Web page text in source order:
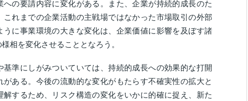
への要請内容に変化がある。また、企業が持続的成長のた
これまでの企業活動の主戦場ではなかった市場取引の外部
うに事業環境の大きな変化は、企業価値に影響を及ぼす諸
相を変化させることとなろう。
基準にしがみついていては、持続的成長への効果的な打開
がある。今後の流動的な変化がもたらす不確実性の拡大と
解するため、リスク構造の変化をいかに的確に捉え、新た